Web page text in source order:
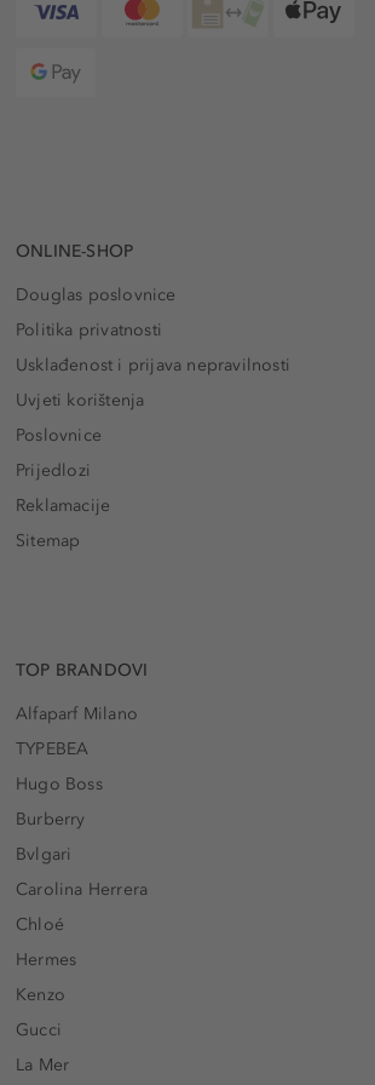
ONLINE-SHOP
Douglas poslovnice
Politika privatnosti
Usklađenost i prijava nepravilnosti
Uvjeti korištenja
Poslovnice
Prijedlozi
Reklamacije
Sitemap
TOP BRANDOVI
Alfaparf Milano
TYPEBEA
Hugo Boss
Burberry
Bvlgari
Carolina Herrera
Chloé
Hermes
Kenzo
Gucci
La Mer